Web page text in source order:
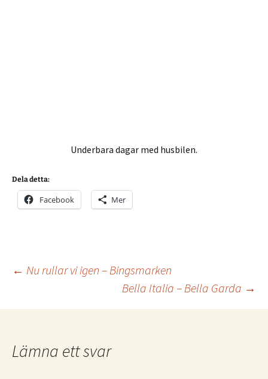
Underbara dagar med husbilen.
Dela detta:
Facebook Mer
Inläggsnavigering
← Nu rullar vi igen – Bingsmarken
Bella Italia – Bella Garda →
Lämna ett svar